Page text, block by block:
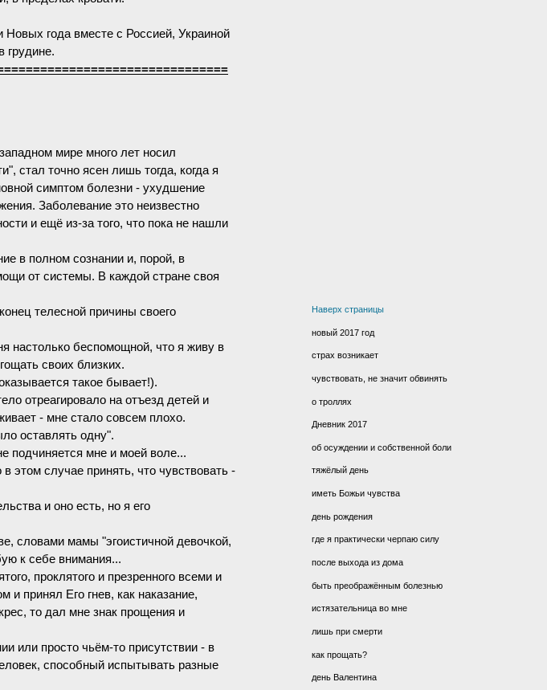
Наверх страницы
новый 2017 год
страх возникает
чувствовать, не значит обвинять
о троллях
Дневник 2017
об осуждении и собственной боли
тяжёлый день
иметь Божьи чувства
день рождения
где я практически черпаю силу
после выхода из дома
быть преображённым болезнью
истязательница во мне
лишь при смерти
как прощать?
день Валентина
Новых года вместе с Россией, Украиной
грудине.
мире много лет носил
стал точно ясен лишь тогда, когда я
симптом болезни - ухудшение
Заболевание это неизвестно
и ещё из-за того, что пока не нашли
в полном сознании и, порой, в
от системы. В каждой стране своя
телесной причины своего
настолько беспомощной, что я живу в
своих близких.
такое бывает!).
отреагировало на отъезд детей и
- мне стало совсем плохо.
оставлять одну".
подчиняется мне и моей воле...
этом случае принять, что чувствовать -
и оно есть, но я его
словами мамы "эгоистичной девочкой,
к себе внимания...
проклятого и презренного всеми и
принял Его гнев, как наказание,
то дал мне знак прощения и
или просто чьём-то присутствии - в
способный испытывать разные